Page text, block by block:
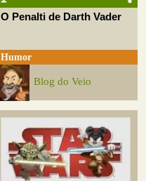
O Penalti de Darth Vader
Humor
Blog do Veio